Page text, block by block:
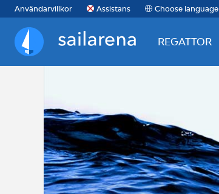
Användarvillkor Assistans Choose language
Sailarena
REGATTOR